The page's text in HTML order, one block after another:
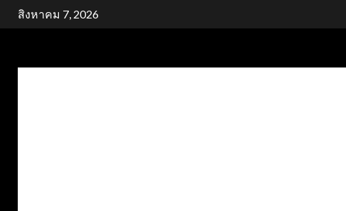
Skipสิงหาคม 7, 2026